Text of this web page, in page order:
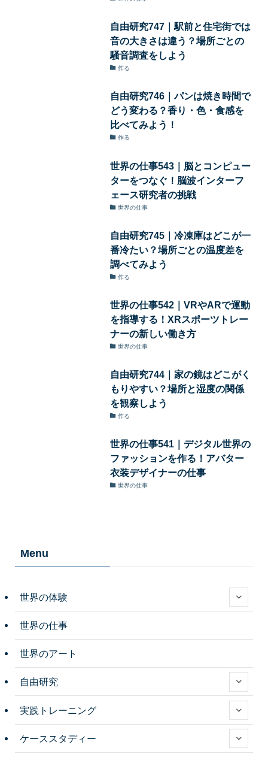
自由研究747｜駅前と住宅街では
音の大きさは違う？場所ごとの
騒音調査をしよう
作る
自由研究746｜パンは焼き時間で
どう変わる？香り・色・食感を
比べてみよう！
作る
世界の仕事543｜脳とコンピュー
ターをつなぐ！脳波インターフ
ェース研究者の挑戦
世界の仕事
自由研究745｜冷凍庫はどこが一
番冷たい？場所ごとの温度差を
調べてみよう
作る
世界の仕事542｜VRやARで運動
を指導する！XRスポーツトレー
ナーの新しい働き方
世界の仕事
自由研究744｜家の鏡はどこがく
もりやすい？場所と湿度の関係
を観察しよう
作る
世界の仕事541｜デジタル世界の
ファッションを作る！アバター
衣装デザイナーの仕事
世界の仕事
Menu
世界の体験
世界の仕事
世界のアート
自由研究
実践トレーニング
ケーススタディー